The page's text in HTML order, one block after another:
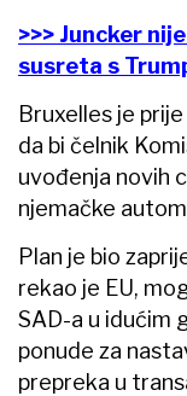
>>> Juncker
susreta s
Bruxelles je
da bi čelnik
uvođenja novih
njemačke
Plan je bio
rekao je EU,
SAD-a u idućim
ponude za
prepreka u